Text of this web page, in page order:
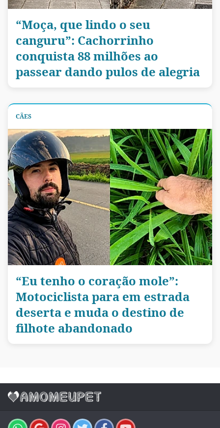
“Moça, que lindo o seu
canguru”: Cachorrinho
conquista 88 milhões ao
passear dando pulos de alegria
CÃES
“Eu tenho o coração mole”:
Motociclista para em estrada
deserta e muda o destino de
filhote abandonado